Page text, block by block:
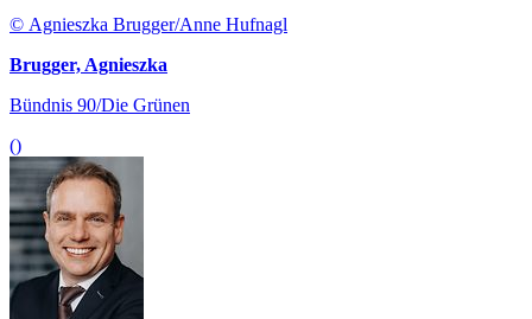
© Agnieszka Brugger/Anne Hufnagl
Brugger, Agnieszka
Bündnis 90/Die Grünen
()